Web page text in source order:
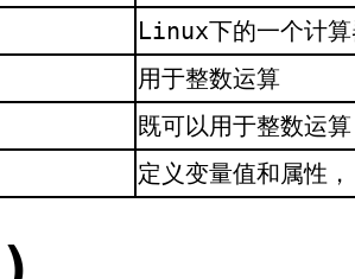
Linux下的一个计
用于整数运算
既可以用于整数运
定义变量值和属性